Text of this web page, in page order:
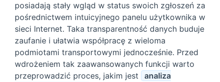
posiadają stały wgląd w status swoich zgłoszeń za
pośrednictwem intuicyjnego panelu użytkownika w
sieci Internet. Taka transparentność danych buduje
zaufanie i ułatwia współpracę z wieloma
podmiotami transportowymi jednocześnie. Przed
wdrożeniem tak zaawansowanych funkcji warto
przeprowadzić proces, jakim jest
analiza